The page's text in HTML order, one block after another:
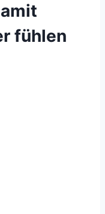
fühlen